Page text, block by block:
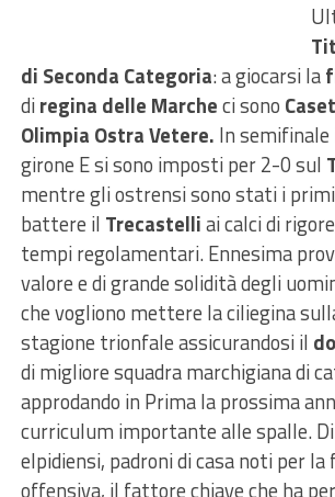
di Seconda Categoria: a giocarsi la
diregina delle Marcheci sono
Olimpia Ostra Vetere. In semifinale
girone E si sono imposti per 2-0 sul
mentre gli ostrensi sono stati i
battere il Trecastelliai calci di
tempi regolamentari. Ennesima
valore e di grande solidità degli
che vogliono mettere la ciliegina
stagione trionfale assicurandosi il
di migliore squadra marchigiana di
approdando in Prima la prossima
curriculum importante alle spalle.
elpidiensi, padroni di casa noti per
offensiva, il fattore chiave che ha